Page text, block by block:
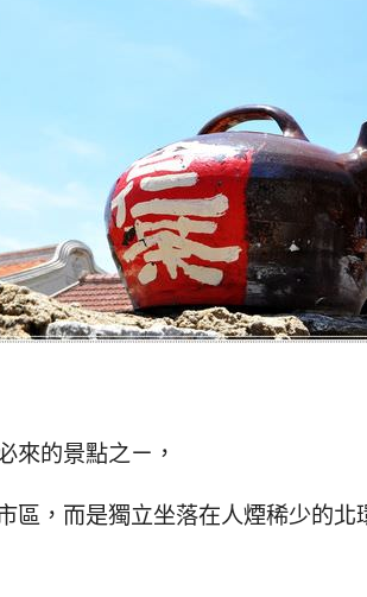
來的景點之ㄧ，
區，而是獨立坐落在人煙稀少的北